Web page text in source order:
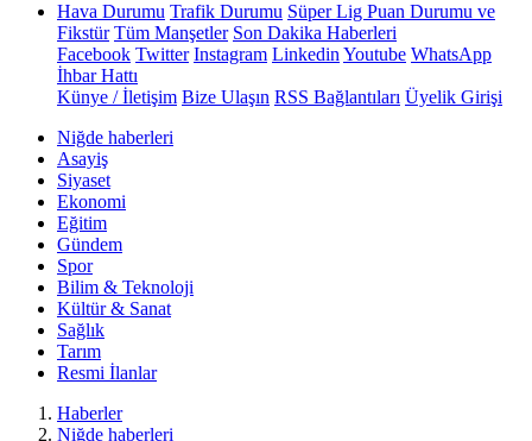
Hava Durumu Trafik Durumu Süper Lig Puan Durumu ve
Fikstür Tüm Manşetler Son Dakika Haberleri
Facebook Twitter Instagram Linkedin Youtube WhatsApp
İhbar Hattı
Künye / İletişim Bize Ulaşın RSS Bağlantıları Üyelik Girişi
Niğde haberleri
Asayiş
Siyaset
Ekonomi
Eğitim
Gündem
Spor
Bilim & Teknoloji
Kültür & Sanat
Sağlık
Tarım
Resmi İlanlar
Haberler
Niğde haberleri